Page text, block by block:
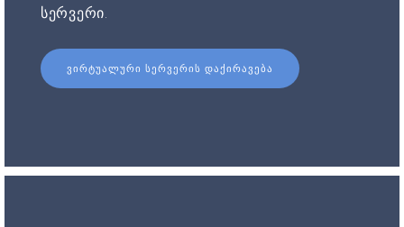
სერვერი.
ᲕᲘᲠᲢᲣᲐᲚᲣᲠᲘ ᲡᲔᲠᲕᲔᲠᲘᲡ ᲓᲐᲥᲘᲠᲐᲕᲔᲑᲐ